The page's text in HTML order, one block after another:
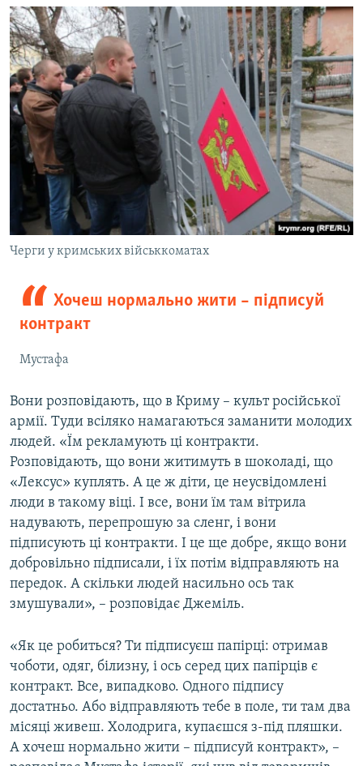
Черги у кримських військкоматах
Хочеш нормально жити – підписуй
контракт
Мустафа
Вони розповідають, що в Криму – культ російської
армії. Туди всіляко намагаються заманити молодих
людей. «Їм рекламують ці контракти.
Розповідають, що вони житимуть в шоколаді, що
«Лексус» куплять. А це ж діти, це неусвідомлені
люди в такому віці. І все, вони їм там вітрила
надувають, перепрошую за сленг, і вони
підписують ці контракти. І це ще добре, якщо вони
добровільно підписали, і їх потім відправляють на
передок. А скільки людей насильно ось так
змушували», – розповідає Джеміль.
«Як це робиться? Ти підписуєш папірці: отримав
чоботи, одяг, білизну, і ось серед цих папірців є
контракт. Все, випадково. Одного підпису
достатньо. Або відправляють тебе в поле, ти там два
місяці живеш. Холодрига, купаєшся з-під пляшки.
А хочеш нормально жити – підписуй контракт», –